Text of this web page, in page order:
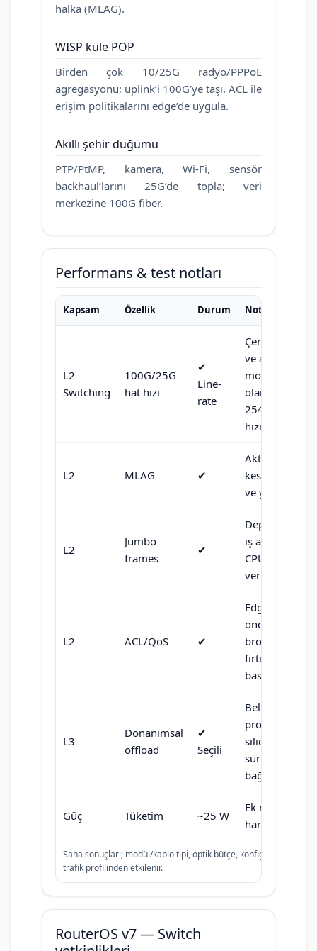
halka (MLAG).
WISP kule POP
Birden çok 10/25G radyo/PPPoE
agregasyonu; uplink’i 100G’ye taşı. ACL ile
erişim politikalarını edge’de uygula.
Akıllı şehir düğümü
PTP/PtMP, kamera, Wi-Fi, sensör
backhaul’larını 25G’de topla; veri
merkezine 100G fiber.
Performans & test notları
Kapsam Özellik Durum Not
L2
Switching
100G/25G
hat hızı
✔︎
Line-
rate
Çerçeve
ve akış
modeline bağlı
olarak RFC
2544’te hat
hızına ulaşır.
L2 MLAG ✔︎
Aktif-aktif şasi,
kesintisiz
ve yedeklilik.
L2
Jumbo
frames
✔︎
Depolama/
iş akışlarında
CPU ve
verimini artırır.
L2 ACL/QoS ✔︎
Edge’de
broadcast
fırtınalarını
bastırma.
L3
Donanımsal
offload
✔︎
Seçili
Belirli IPv4/
profillerinde
silicon offload;
sürüme/
bağlıdır.
Güç Tüketim ~25 W
Ek modül/
hariç tipik
Saha sonuçları; modül/kablo tipi, optik bütçe, konfigürasyon ve
trafik profilinden etkilenir.
RouterOS v7 — Switch